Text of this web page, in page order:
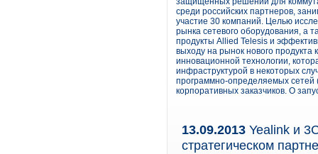
среди российских партнеров,
участие 30 компаний. Целью
рынка сетевого оборудования, а
продукты Allied Telesis и
выходу на рынок нового
инновационной технологии,
инфраструктурой в некоторых
программно-определяемых
корпоративных заказчиков. О
13.09.2013 Yealink и
стратегическом